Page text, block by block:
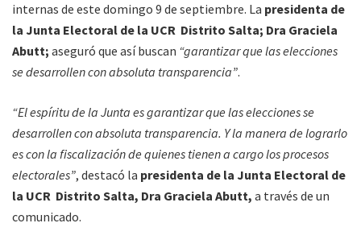
internas de este domingo 9 de septiembre. La presidenta de
la Junta Electoral de la UCR Distrito Salta; Dra Graciela
Abutt; aseguró que así buscan “garantizar que las elecciones
se desarrollen con absoluta transparencia”.
“El espíritu de la Junta es garantizar que las elecciones se
desarrollen con absoluta transparencia. Y la manera de lograrlo
es con la fiscalización de quienes tienen a cargo los procesos
electorales”, destacó la presidenta de la Junta Electoral de
la UCR Distrito Salta, Dra Graciela Abutt, a través de un
comunicado.